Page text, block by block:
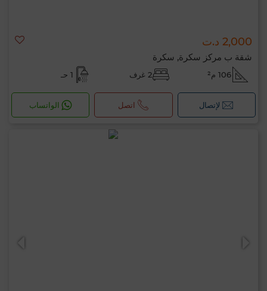
2,000 د.ت
شقة ب مركز سكرة, سكرة
106 م² 2 غرف 1 حـ
لإتصال اتصل الواتساب